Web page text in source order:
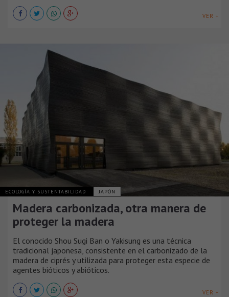
VER +
ECOLOGÍA Y SUSTENTABILIDAD JAPÓN
Madera carbonizada, otra manera de
proteger la madera
El conocido Shou Sugi Ban o Yakisung es una técnica
tradicional japonesa, consistente en el carbonizado de la
madera de ciprés y utilizada para proteger esta especie de
agentes bióticos y abióticos.
VER +